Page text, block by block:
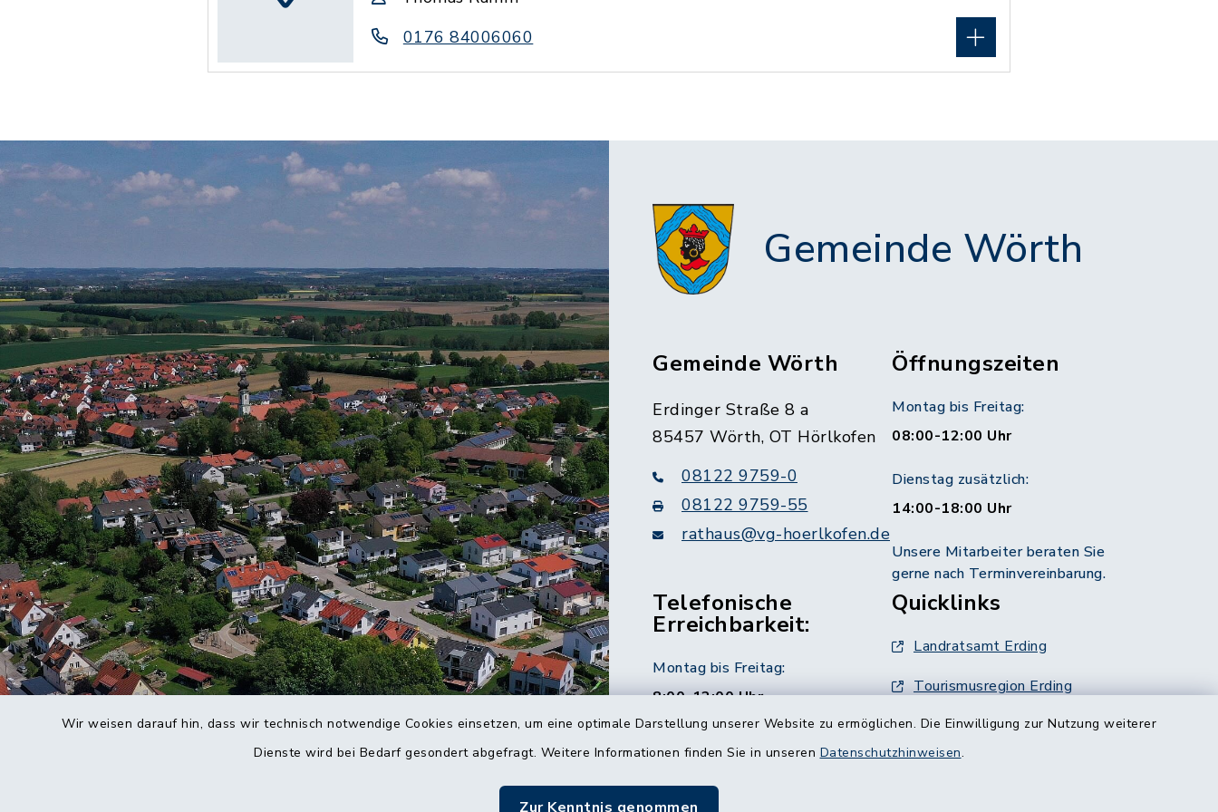
Wir weisen darauf hin, dass wir technisch notwendige Cookies einsetzen, um eine optimale Darstellung unserer Website zu ermöglichen. Die Einwilligung zur Nutzung weiterer
Dienste wird bei Bedarf gesondert abgefragt. Weitere Informationen finden Sie in unseren Datenschutzhinweisen.
Zur Kenntnis genommen
0176 84006060
Gemeinde Wörth
Gemeinde Wörth
Erdinger Straße 8 a
85457 Wörth, OT Hörlkofen
08122 9759-0
08122 9759-55
rathaus@vg-hoerlkofen.de
Öffnungszeiten
Montag bis Freitag:
08:00-12:00 Uhr
Dienstag zusätzlich:
14:00-18:00 Uhr
Unsere Mitarbeiter beraten Sie
gerne nach Terminvereinbarung.
Telefonische
Erreichbarkeit:
Montag bis Freitag:
8:00-12:00 Uhr
Quicklinks
Landratsamt Erding
Tourismusregion Erding
Ausschreibungen